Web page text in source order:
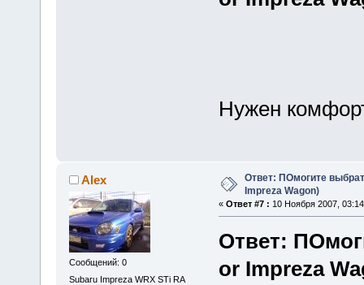
Нужен
Alex
Сообщений: 0
Subaru Impreza WRX STi RA
Ответ: ПОмогите
Impreza Wagon)
« Ответ #7 : 10 Ноября 2007,
Ответ:
or Impreza